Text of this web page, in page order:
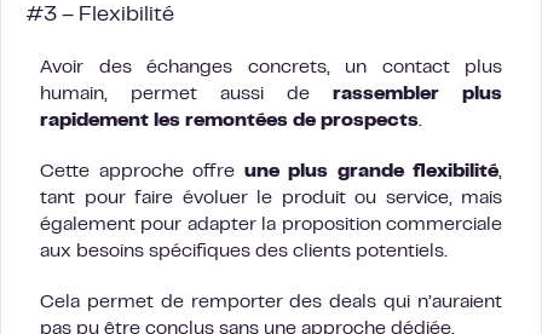
#3 – Flexibilité
Avoir des échanges concrets, un contact plus
humain, permet aussi de rassembler plus
rapidement les remontées de prospects.
Cette approche offre une plus grande flexibilité,
tant pour faire évoluer le produit ou service, mais
également pour adapter la proposition commerciale
aux besoins spécifiques des clients potentiels.
Cela permet de remporter des deals qui n’auraient
pas pu être conclus sans une approche dédiée.